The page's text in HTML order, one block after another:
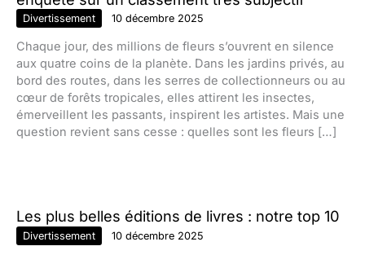
Divertissement 10 décembre 2025
Chaque jour, des millions de fleurs s’ouvrent en silence
aux quatre coins de la planète. Dans les jardins privés, au
bord des routes, dans les serres de collectionneurs ou au
cœur de forêts tropicales, elles attirent les insectes,
émerveillent les passants, inspirent les artistes. Mais une
question revient sans cesse : quelles sont les fleurs […]
Les plus belles éditions de livres : notre top 10
Divertissement 10 décembre 2025